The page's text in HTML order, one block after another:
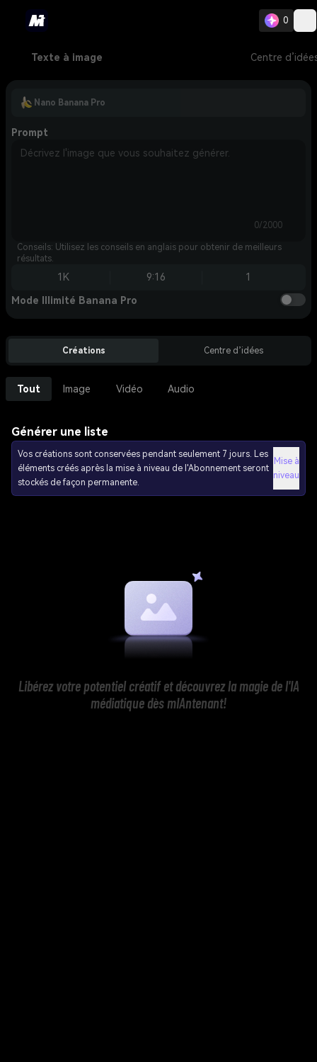
0
Texte à image Centre
Nano Banana Pro
Prompt
0/2000
Conseils: Utilisez les conseils en anglais pour obtenir de meilleurs
résultats.
1K 9:16 1
Mode Illimité Banana Pro
Créations Centre d’idées
Tout Image Vidéo Audio
Générer une liste
Vos créations sont conservées pendant seulement 7 jours. Les
éléments créés après la mise à niveau de l'Abonnement seront
stockés de façon permanente.
Mise à
niveau
Libérez votre potentiel créatif et découvrez la magie de l'IA
médiatique dès mIAntenant!